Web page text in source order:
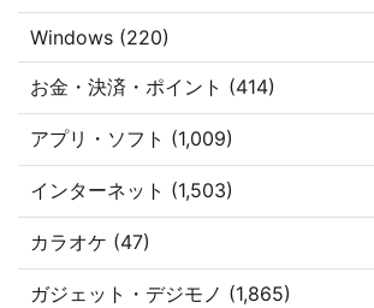
Windows (220)
お金・決済・ポイント (414)
アプリ・ソフト (1,009)
インターネット (1,503)
カラオケ (47)
ガジェット・デジモノ (1,865)